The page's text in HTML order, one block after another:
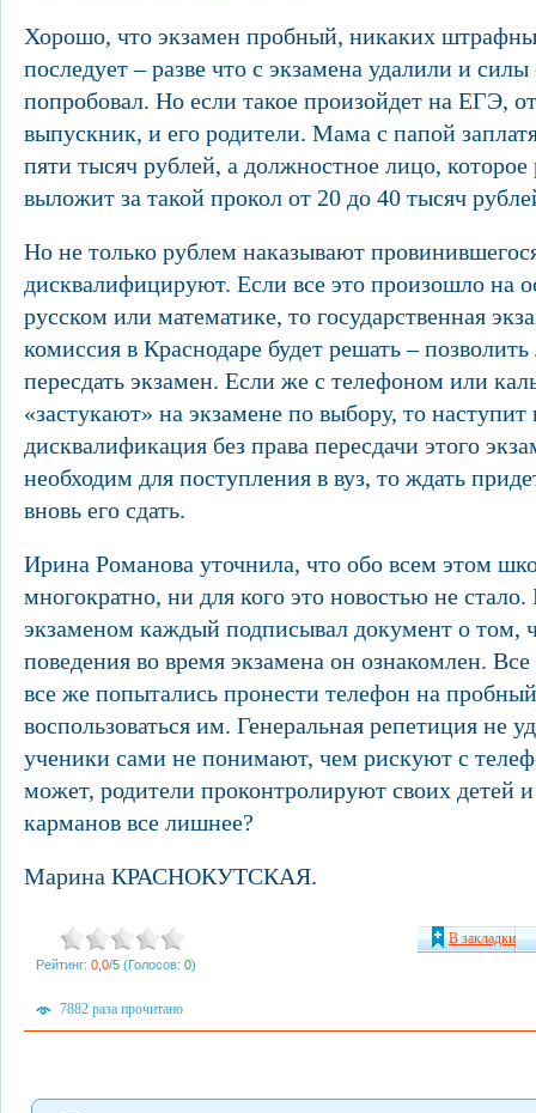
Хорошо, что экзамен пробный, никаких
последует – разве что с экзамена удалили и
попробовал. Но если такое произойдет на ЕГЭ,
выпускник, и его родители. Мама с папой
пяти тысяч рублей, а должностное лицо,
выложит за такой прокол от 20 до 40 тысяч
Но не только рублем наказывают
дисквалифицируют. Если все это произошло на
русском или математике, то государственная
комиссия в Краснодаре будет решать –
пересдать экзамен. Если же с телефоном или
«застукают» на экзамене по выбору, то наступит
дисквалификация без права пересдачи этого
необходим для поступления в вуз, то ждать
вновь его сдать.
Ирина Романова уточнила, что обо всем этом
многократно, ни для кого это новостью не стало.
экзаменом каждый подписывал документ о том,
поведения во время экзамена он ознакомлен.
все же попытались пронести телефон на
воспользоваться им. Генеральная репетиция не
ученики сами не понимают, чем рискуют с
может, родители проконтролируют своих детей
карманов все лишнее?
Марина КРАСНОКУТСКАЯ.
Рейтинг: 0,0/5 (Голосов: 0)
В закладки
7882 раза прочитано